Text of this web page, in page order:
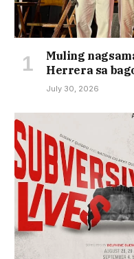
Muling
Herrera sa
July 30, 2026